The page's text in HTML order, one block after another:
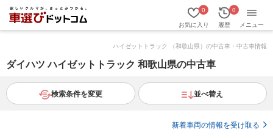
お気に入り
0
履歴
0
メニュー
ハイゼットトラック （和歌山県）の中古車・中古車情報
ダイハツ ハイゼットトラック 和歌山県の中古車
検索条件を変更 並べ替え
新着車両の情報を受け取る